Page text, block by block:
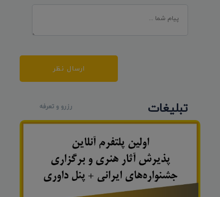
ارسال نظر
تبلیغات رزرو و تعرفه